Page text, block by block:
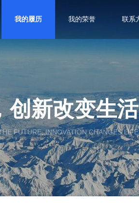
新改变生活
FUTURE, INNOVATION CHANGES LIFE
我的履历 我的荣誉 联系